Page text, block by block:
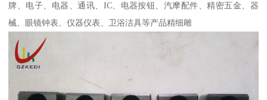
牌、电子、电器、通讯、IC、电器按钮、汽摩配件、精密五金、器
械、眼镜钟表、仪器仪表、卫浴洁具等产品精细雕